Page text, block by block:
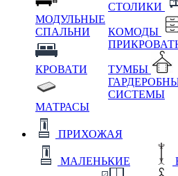
МОДУЛЬНЫЕ
СПАЛЬНИ
КРОВАТИ
МАТРАСЫ
СТОЛИКИ
КОМОДЫ
ТУМБЫ
СИСТЕМЫ
ПРИХОЖАЯ
МАЛЕНЬКИЕ